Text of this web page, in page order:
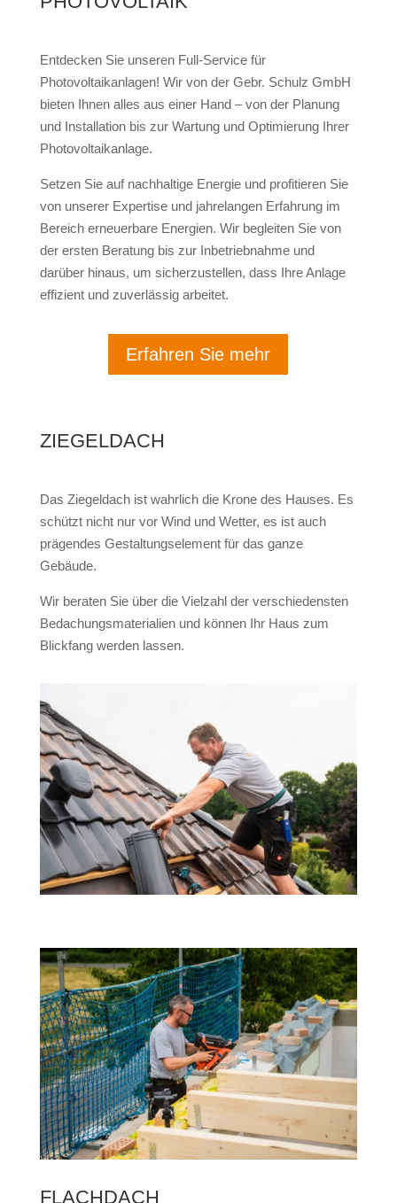
Entdecken Sie unseren Full-Service für
Photovoltaikanlagen! Wir von der Gebr. Schulz GmbH
bieten Ihnen alles aus einer Hand – von der Planung
und Installation bis zur Wartung und Optimierung Ihrer
Photovoltaikanlage.
Setzen Sie auf nachhaltige Energie und profitieren Sie
von unserer Expertise und jahrelangen Erfahrung im
Bereich erneuerbare Energien. Wir begleiten Sie von
der ersten Beratung bis zur Inbetriebnahme und
darüber hinaus, um sicherzustellen, dass Ihre Anlage
effizient und zuverlässig arbeitet.
Erfahren Sie mehr
ZIEGELDACH
Das Ziegeldach ist wahrlich die Krone des Hauses. Es
schützt nicht nur vor Wind und Wetter, es ist auch
prägendes Gestaltungselement für das ganze
Gebäude.
Wir beraten Sie über die Vielzahl der verschiedensten
Bedachungsmaterialien und können Ihr Haus zum
Blickfang werden lassen.
FLACHDACH